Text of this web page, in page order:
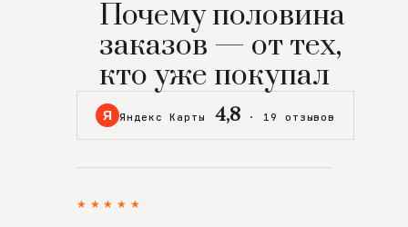
Почему половина
заказов — от тех,
кто уже покупал
Я Яндекс Карты 4,8 · 19 отзывов
★★★★★